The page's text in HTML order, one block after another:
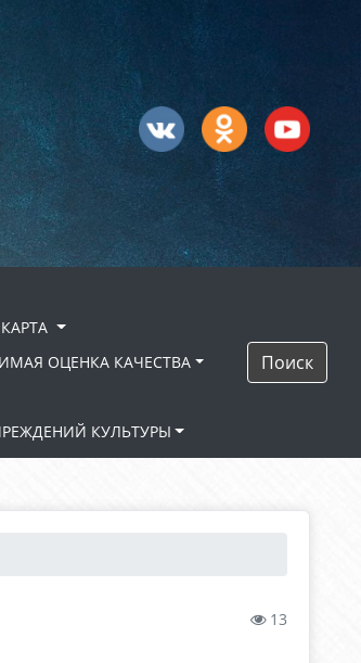
ОЦЕНКА КАЧЕСТВА
КУЛЬТУРЫ
Поиск
13